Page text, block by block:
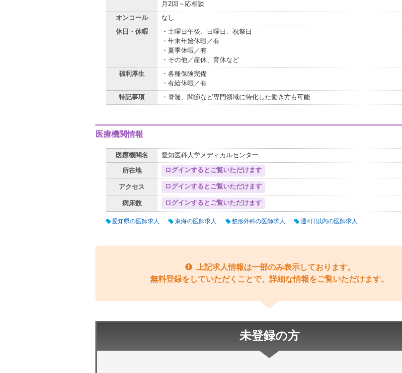
月2回～応相談
オンコール なし
休日・休暇
・土曜日午後、日曜日、祝祭日
・年末年始休暇／有
・夏季休暇／有
・その他／産休、育休など
福利厚生
・各種保険完備
・有給休暇／有
特記事項 ・脊髄、関節など専門領域に特化した働き方も可能
医療機関情報
医療機関名 愛知医科大学メディカルセンター
所在地 ログインするとご覧いただけます
アクセス ログインするとご覧いただけます
病床数 ログインするとご覧いただけます
愛知県の医師求人 東海の医師求人 整形外科の医師求人 週4日以内の医師求人
上記求人情報は一部のみ表示しております。
無料登録をしていただくことで、詳細な情報をご覧いただけます。
未登録の方